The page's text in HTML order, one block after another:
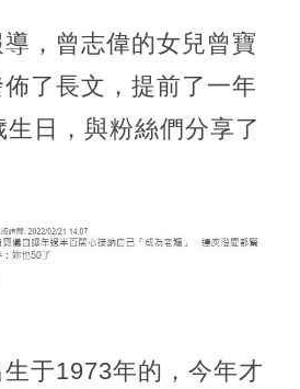
，曾志偉的女兒曾寶
了長文，提前了一年
日，與粉絲們分享了
于1973年的，今年才